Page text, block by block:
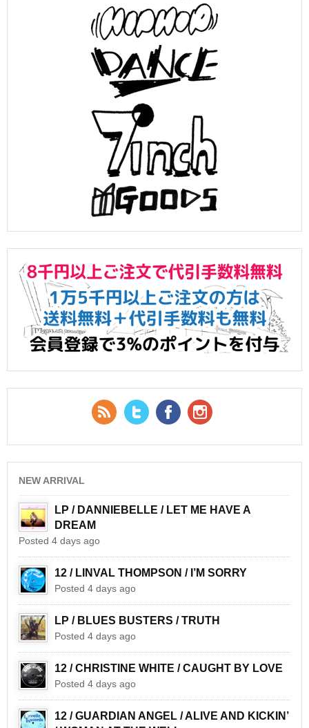
RSS Feed
Twitter Facebook
NEW ARRIVAL
LP / DANNIEBELLE / LET ME HAVE A
DREAM
Posted 4 days ago
12 / LINVAL THOMPSON / I’M SORRY
Posted 4 days ago
LP / BLUES BUSTERS / TRUTH
Posted 4 days ago
12 / CHRISTINE WHITE / CAUGHT BY LOVE
Posted 4 days ago
12 / GUARDIAN ANGEL / ALIVE AND KICKIN’